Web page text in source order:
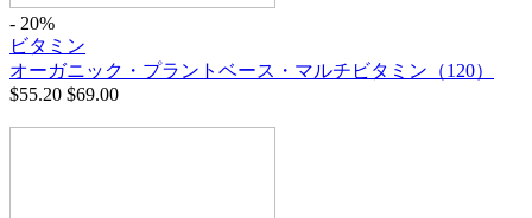
- 20%
ビタミン
オーガニック・プラントベース・マルチビタミン（120）
$55.20 $69.00